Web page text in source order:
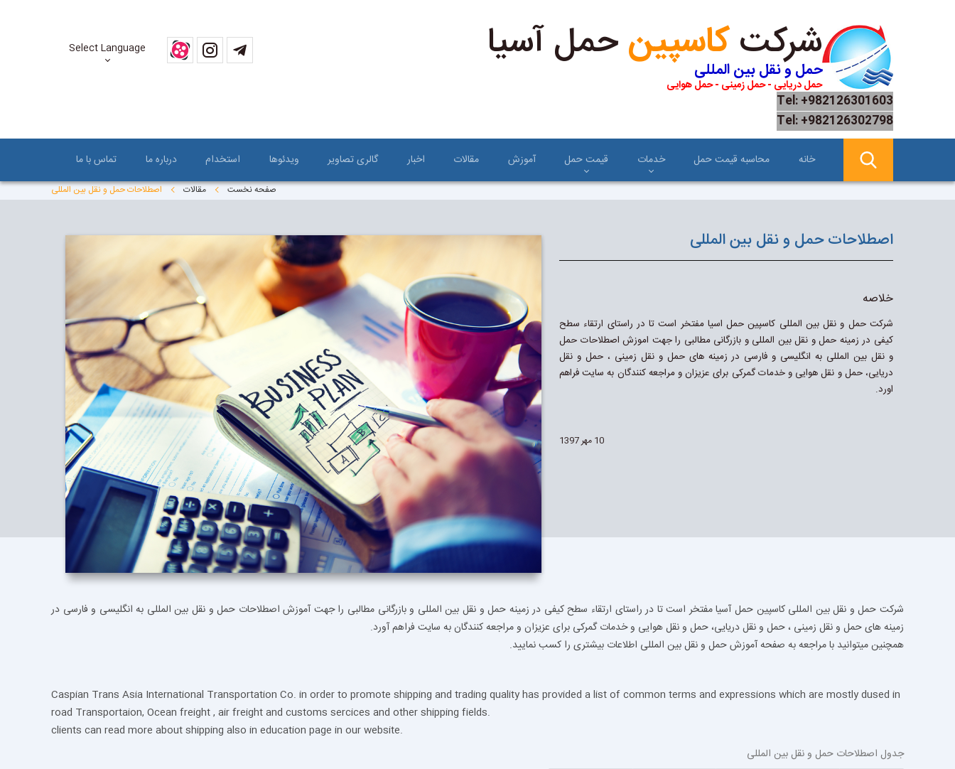
شرکتکاسپینحمل آسیا حمل و نقل بین المللی
حمل دریایی - حمل زمینی - حمل هوایی
Tel: +982126301603
Tel: +982126302798
Select Language
خانه محاسبه قیمت حمل خدمات قیمت حمل آموزش مقالات اخبار گالری تصاویر ویدئوها استخدام درباره ما تماس با ما
صفحه نخست مقالات اصطلاحات حمل و نقل بین المللی
اصطلاحات حمل و نقل بین المللی
خلاصه
شرکت حمل و نقل بین المللی کاسپین حمل اسیا مفتخر است تا در راستای ارتقاء سطح
کیفی در زمینه حمل و نقل بین المللی و بازرگانی مطالبی را جهت اموزش اصطلاحات حمل
و نقل بین المللی به انگلیسی و فارسی در زمینه های حمل و نقل زمینی ، حمل و نقل
دریایی، حمل و نقل هوایی و خدمات گمرکی برای عزیزان و مراجعه کنندگان به سایت فراهم
اورد.
10 مهر 1397
شرکت حمل و نقل بین المللیکاسپین حمل آسیا مفتخر است تا در راستای ارتقاء سطح کیفی در زمینه حمل و نقل بین المللی و بازرگانی مطالبی را جهت آموزش اصطلاحات حمل و نقل بین المللی به انگلیسی و فارسی در
زمینه هایحمل و نقل زمینی ،حمل و نقل دریایی،حمل و نقل هوایی و خدمات گمرکی برای عزیزان و مراجعه کنندگان به سایت فراهم آورد.
همچنین میتوانید با مراجعه به صفحهآموزش حمل و نقل بین المللی اطلاعات بیشتری را کسب نمایید.
Caspian Trans Asia International Transportation Co. in order to promote shipping and trading quality has provided a list of common terms and expressions which are mostly dused in
road Transportaion, Ocean freight , air freight and customs sercices and other shipping fields.
clients can read more about shipping also in education page in our website.
جدول اصطلاحات حمل و نقل بین المللی